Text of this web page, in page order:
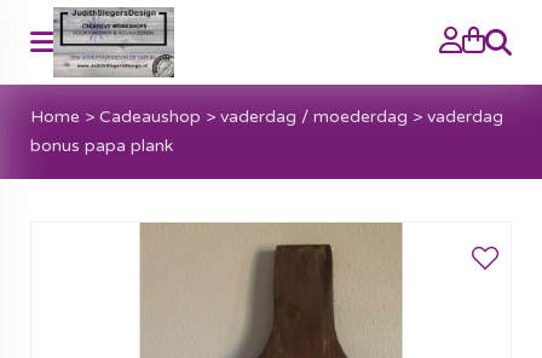
Zoeken
Home > Cadeaushop > vaderdag / moederdag > vaderdag
bonus papa plank